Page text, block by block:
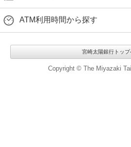
ATM利用時間から探す
宮崎太陽銀行トップ
Copyright © The Miyazaki